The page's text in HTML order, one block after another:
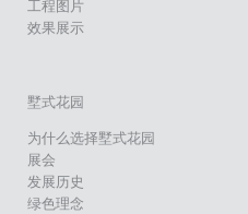
工程图片
效果展示
墅式花园
为什么选择墅式花园
展会
发展历史
绿色理念